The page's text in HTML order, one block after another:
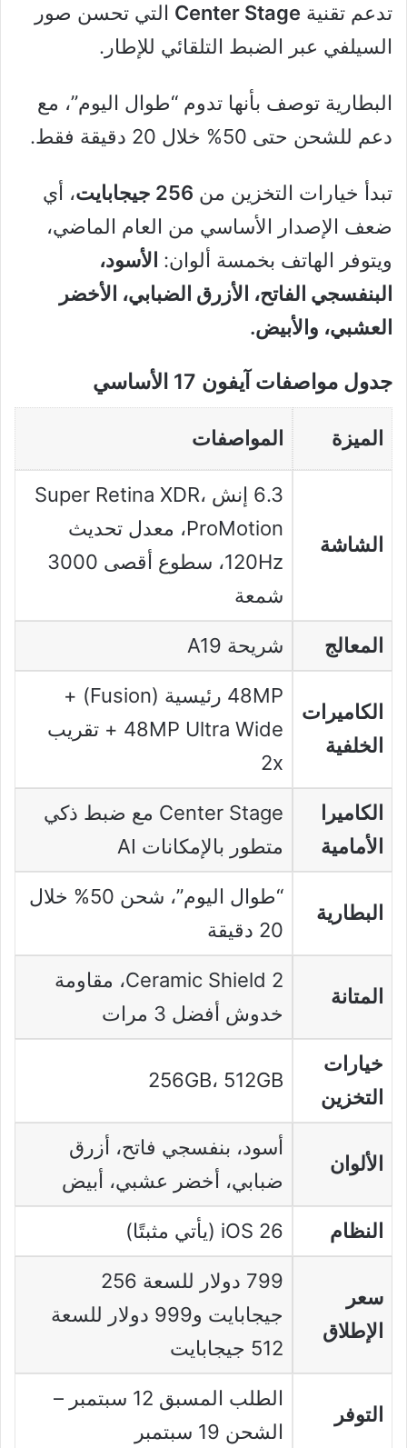
تدعم تقنية Center Stage التي تحسن صور
السيلفي عبر الضبط التلقائي للإطار.
البطارية توصف بأنها تدوم “طوال اليوم”، مع
دعم للشحن حتى 50% خلال 20 دقيقة فقط.
تبدأ خيارات التخزين من 256 جيجابايت
، أي
ضعف الإصدار الأساسي من العام الماضي،
ويتوفر الهاتف بخمسة ألوان: الأسود،
البنفسجي الفاتح، الأزرق الضبابي، الأخضر
العشبي، والأبيض.
جدول مواصفات آيفون 17 الأساسي
الميزة المواصفات
الشاشة
6.3 إنش Super Retina XDR،
ProMotion، معدل تحديث
120Hz، سطوع أقصى 3000
شمعة
المعالج شريحة A19
الكاميرات
الخلفية
48MP رئيسية (Fusion) +
48MP Ultra Wide + تقريب
2x
الكاميرا
الأمامية
Center Stage مع ضبط ذكي
متطور بالإمكانات AI
البطارية
“طوال اليوم”، شحن 50% خلال
20 دقيقة
المتانة
Ceramic Shield 2، مقاومة
خدوش أفضل 3 مرات
خيارات
التخزين
256GB، 512GB
الألوان
أسود، بنفسجي فاتح، أزرق
ضبابي، أخضر عشبي، أبيض
النظام iOS 26 (يأتي مثبتًا)
سعر
الإطلاق
799 دولار للسعة 256
جيجابايت و999 دولار للسعة
512 جيجابايت
التوفر
الطلب المسبق 12 سبتمبر –
الشحن 19 سبتمبر